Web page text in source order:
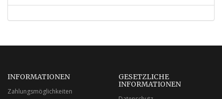
INFORMATIONEN
Zahlungsmöglichkeiten
GESETZLICHE
INFORMATIONEN